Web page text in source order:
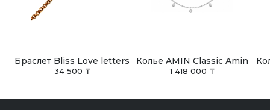
Браслет Bliss Love letters
34 500 ₸
Колье AMIN Classic Amin
1 418 000 ₸